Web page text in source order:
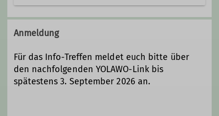
Kontakt aufnehmen
Qualifikationen
Mountainbikeleiter
Anmeldung
Für das Info-Treffen meldet euch bitte über
den nachfolgenden YOLAWO-Link bis
spätestens 3. September 2026 an.